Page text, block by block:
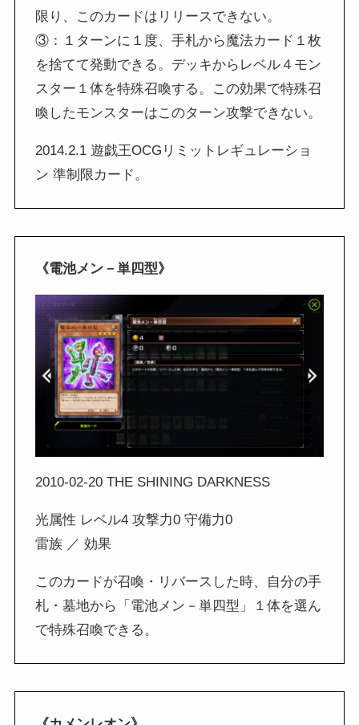
限り、このカードはリリースできない。
③：１ターンに１度、手札から魔法カード１枚
を捨てて発動できる。デッキからレベル４モン
スター１体を特殊召喚する。この効果で特殊召
喚したモンスターはこのターン攻撃できない。
2014.2.1 遊戯王OCGリミットレギュレーショ
ン 準制限カード。
《電池メン－単四型》
2010-02-20 THE SHINING DARKNESS
光属性 レベル4 攻撃力0 守備力0
雷族 ／ 効果
このカードが召喚・リバースした時、自分の手
札・墓地から「電池メン－単四型」１体を選ん
で特殊召喚できる。